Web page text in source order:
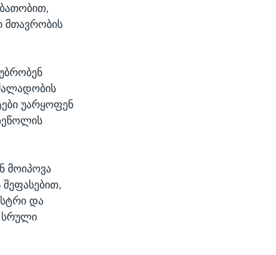
მთავრობის
უარყოფენ
მოიპოვა
და
სრული